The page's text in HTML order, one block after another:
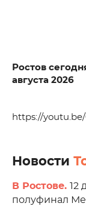
Ростов
августа 2026
https://
Новости
В Ростове. 12
полуфинал